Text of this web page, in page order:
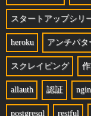
スタートアップシリ
heroku アンチパタ
スクレイピング
allauth 認証
postgresql restful